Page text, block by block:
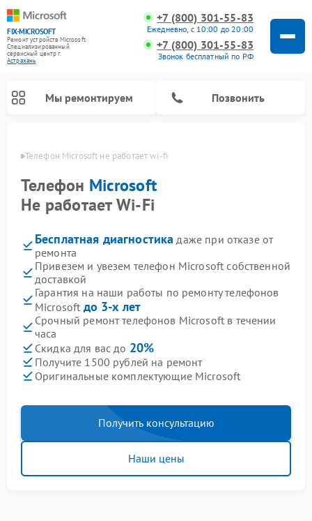
FIX-MICROSOFT
Ремонт устройств Microsoft
Специализированный
cервисный центр г.
Астрахань
+7 (800) 301-55-83
Ежедневно, с 10:00 до 20:00
+7 (800) 301-55-83
Звонок бесплатный по РФ
Мы ремонтируем Позвонить
Телефон Microsoft не работает wi-fi
Телефон Microsoft
Не работает Wi-Fi
Бесплатная диагностика даже при отказе от
ремонта
Привезем и увезем телефон Microsoft собственной
доставкой
Гарантия на наши работы по ремонту телефонов
Microsoft до 3-х лет
Срочный ремонт телефонов Microsoft в течении
часа
Скидка для вас до 20%
Получите 1500 рублей на ремонт
Оригинальные комплектующие Microsoft
Получить консультацию
Наши цены